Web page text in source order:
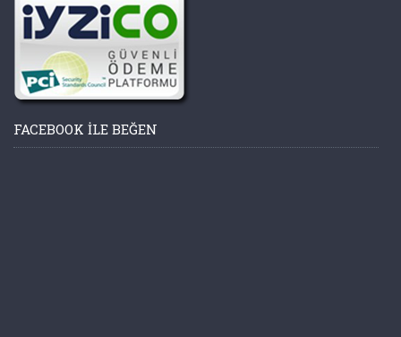
FACEBOOK ILE BEĞEN